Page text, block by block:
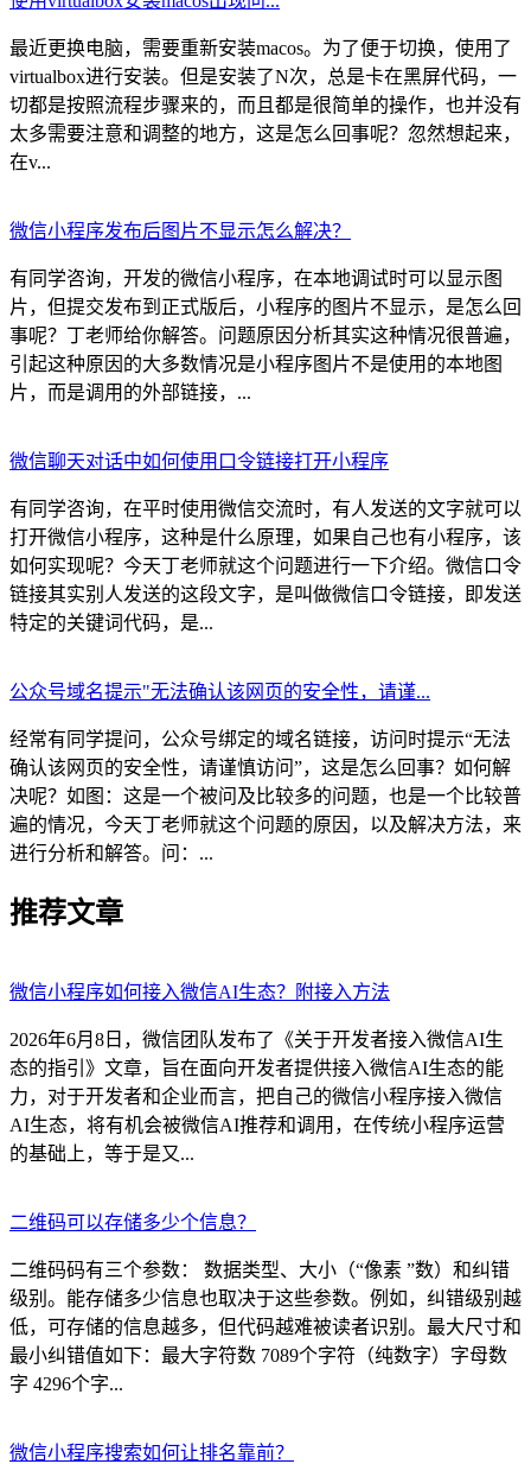
最近更换电脑，需要重新安装macos。为了便于切换，使用了
virtualbox进行安装。但是安装了N次，总是卡在黑屏代码，一
切都是按照流程步骤来的，而且都是很简单的操作，也并没有
太多需要注意和调整的地方，这是怎么回事呢？忽然想起来，
在v...
微信小程序发布后图片不显示怎么解决？
有同学咨询，开发的微信小程序，在本地调试时可以显示图
片，但提交发布到正式版后，小程序的图片不显示，是怎么回
事呢？丁老师给你解答。问题原因分析其实这种情况很普遍，
引起这种原因的大多数情况是小程序图片不是使用的本地图
片，而是调用的外部链接，...
微信聊天对话中如何使用口令链接打开小程序
有同学咨询，在平时使用微信交流时，有人发送的文字就可以
打开微信小程序，这种是什么原理，如果自己也有小程序，该
如何实现呢？今天丁老师就这个问题进行一下介绍。微信口令
链接其实别人发送的这段文字，是叫做微信口令链接，即发送
特定的关键词代码，是...
公众号域名提示"无法确认该网页的安全性，请谨...
经常有同学提问，公众号绑定的域名链接，访问时提示“无法
确认该网页的安全性，请谨慎访问”，这是怎么回事？如何解
决呢？如图：这是一个被问及比较多的问题，也是一个比较普
遍的情况，今天丁老师就这个问题的原因，以及解决方法，来
进行分析和解答。问：...
推荐文章
微信小程序如何接入微信AI生态？附接入方法
2026年6月8日，微信团队发布了《关于开发者接入微信AI生
态的指引》文章，旨在面向开发者提供接入微信AI生态的能
力，对于开发者和企业而言，把自己的微信小程序接入微信
AI生态，将有机会被微信AI推荐和调用，在传统小程序运营
的基础上，等于是又...
二维码可以存储多少个信息？
二维码码有三个参数： 数据类型、大小（“像素 ”数）和纠错
级别。能存储多少信息也取决于这些参数。例如，纠错级别越
低，可存储的信息越多，但代码越难被读者识别。最大尺寸和
最小纠错值如下：最大字符数 7089个字符（纯数字）字母数
字 4296个字...
微信小程序搜索如何让排名靠前？